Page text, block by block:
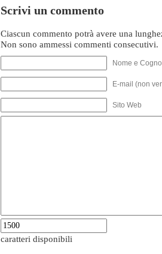
Scrivi un commento
Ciascun commento potrà avere una
Non sono ammessi commenti consecutivi.
Nome e
E-mail (non
Sito Web
caratteri disponibili